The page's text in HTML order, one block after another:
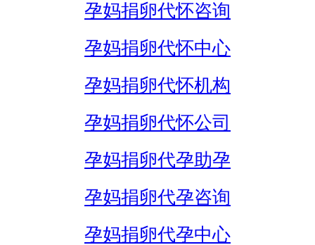
孕妈捐卵代怀咨询
孕妈捐卵代怀中心
孕妈捐卵代怀机构
孕妈捐卵代怀公司
孕妈捐卵代孕助孕
孕妈捐卵代孕咨询
孕妈捐卵代孕中心